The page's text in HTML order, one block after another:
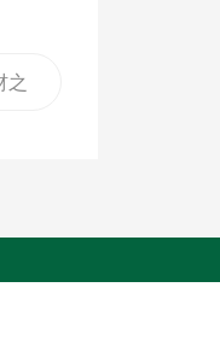
之